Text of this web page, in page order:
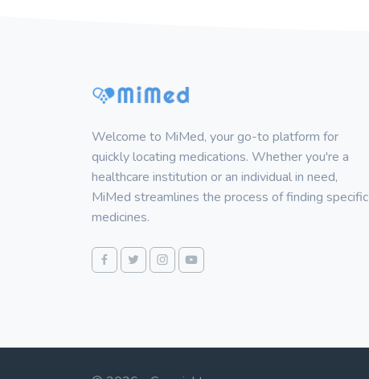
Welcome to MiMed, your go-to platform for
quickly locating medications. Whether you're a
healthcare institution or an individual in need,
MiMed streamlines the process of finding specific
medicines.